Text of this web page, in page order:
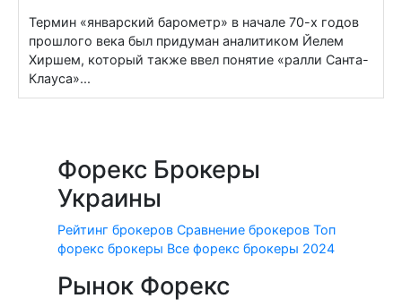
Термин «январский барометр» в начале 70-х годов
прошлого века был придуман аналитиком Йелем
Хиршем, который также ввел понятие «ралли Санта-
Клауса»...
Форекс Брокеры
Украины
Рейтинг брокеров Сравнение брокеров Топ
форекс брокеры Все форекс брокеры 2024
Рынок Форекс